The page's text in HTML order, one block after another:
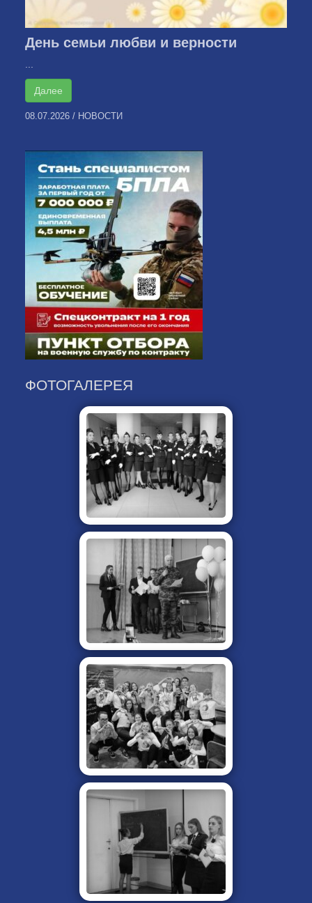
День семьи любви и верности
...
Далее
08.07.2026 / НОВОСТИ
ФОТОГАЛЕРЕЯ